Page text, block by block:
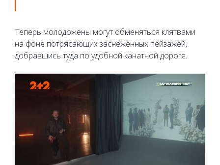
Теперь молодожены могут обменяться клятвами
на фоне потрясающих заснеженных пейзажей,
добравшись туда по удобной канатной дороге.